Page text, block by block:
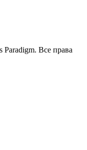
Paradigm. Все права